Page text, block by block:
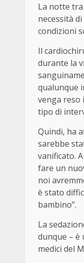
La notte
necessità
condizioni
Il
durante la
qualunque
venga reso
tipo di
Quindi, ha
sarebbe
vanificato.
fare un
noi
è stato
bambino”.
La
dunque – è
medici del